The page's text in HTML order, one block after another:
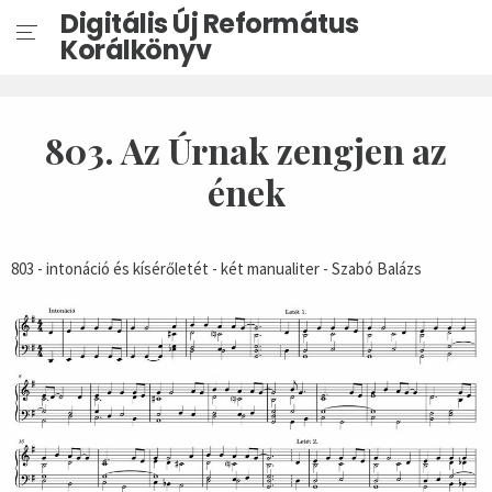
Digitális Új Református
Korálkönyv
803. Az Úrnak zengjen az
ének
803 - intonáció és kísérőletét - két manualiter - Szabó Balázs